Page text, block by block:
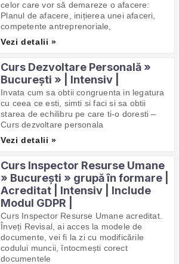
celor care vor să demareze o afacere:
Planul de afacere, inițierea unei afaceri,
competente antreprenoriale,
Vezi detalii »
Curs Dezvoltare Personală »
București » | Intensiv |
Invata cum sa obtii congruenta in legatura
cu ceea ce esti, simti si faci si sa obtii
starea de echilibru pe care ti-o doresti –
Curs dezvoltare personala
Vezi detalii »
Curs Inspector Resurse Umane
» București » grupă în formare |
Acreditat | Intensiv | Include
Modul GDPR |
Curs Inspector Resurse Umane acreditat.
Înveți Revisal, ai acces la modele de
documente, vei fi la zi cu modificările
codului muncii, întocmești corect
documentele